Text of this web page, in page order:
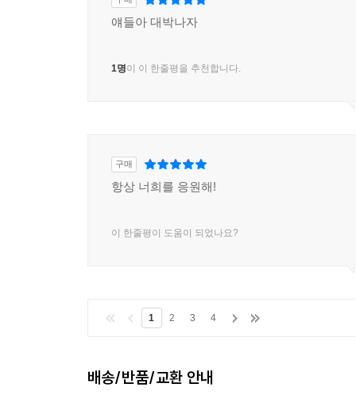
얘들아 대박나자
1명이 이 한줄평을 추천합니다.
구매
항상 너희를 응원해!
이 한줄평이 도움이 되었나요?
1 2 3 4
배송/반품/교환 안내